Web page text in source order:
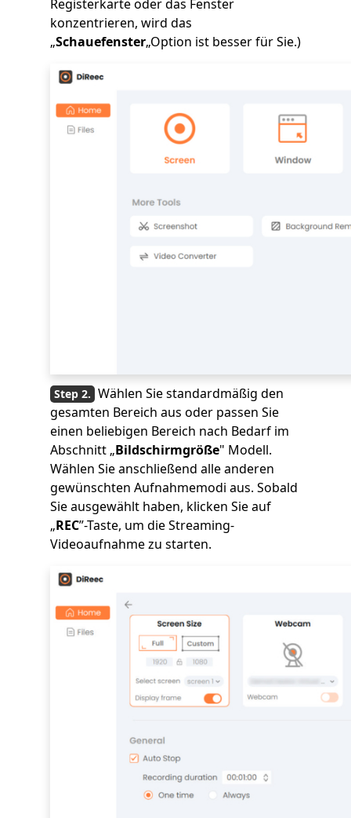
Registerkarte oder das Fenster
konzentrieren, wird das
„Schauefenster„Option ist besser für Sie.)
Wählen Sie standardmäßig den
gesamten Bereich aus oder passen Sie
einen beliebigen Bereich nach Bedarf im
Abschnitt „Bildschirmgröße" Modell.
Wählen Sie anschließend alle anderen
gewünschten Aufnahmemodi aus. Sobald
Sie ausgewählt haben, klicken Sie auf
„REC”-Taste, um die Streaming-
Videoaufnahme zu starten.